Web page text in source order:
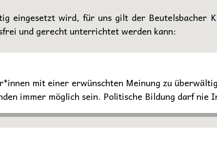
eingesetzt wird, für uns gilt der Beutelsbacher
und gerecht unterrichtet werden kann:
mit einer erwünschten Meinung zu
immer möglich sein. Politische Bildung darf nie